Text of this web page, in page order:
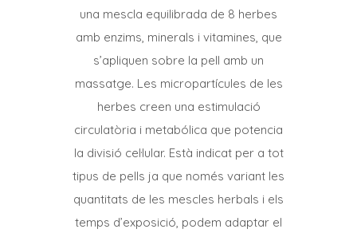
una mescla equilibrada de 8 herbes
amb enzims, minerals i vitamines, que
s’apliquen sobre la pell amb un
massatge. Les micropartícules de les
herbes creen una estimulació
circulatòria i metabólica que potencia
la divisió cel·lular. Està indicat per a tot
tipus de pells ja que només variant les
quantitats de les mescles herbals i els
temps d’exposició, podem adaptar el